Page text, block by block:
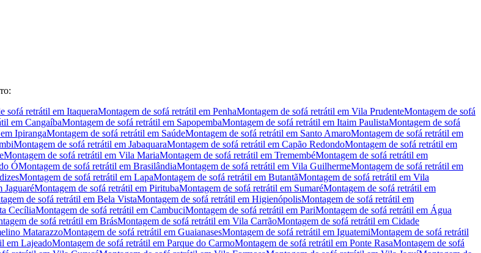
sofá retrátil em ItaqueraMontagem de sofá retrátil em PenhaMontagem de sofá retrátil em Vila PrudenteMontagem de sofá
em CangaíbaMontagem de sofá retrátil em SapopembaMontagem de sofá retrátil em Itaim PaulistaMontagem de sofá
em IpirangaMontagem de sofá retrátil em SaúdeMontagem de sofá retrátil em Santo AmaroMontagem de sofá retrátil em
Montagem de sofá retrátil em JabaquaraMontagem de sofá retrátil em Capão RedondoMontagem de sofá retrátil em
Montagem de sofá retrátil em Vila MariaMontagem de sofá retrátil em TremembéMontagem de sofá retrátil em
ÓMontagem de sofá retrátil em BrasilândiaMontagem de sofá retrátil em Vila GuilhermeMontagem de sofá retrátil em
Montagem de sofá retrátil em LapaMontagem de sofá retrátil em ButantãMontagem de sofá retrátil em Vila
JaguaréMontagem de sofá retrátil em PiritubaMontagem de sofá retrátil em SumaréMontagem de sofá retrátil em
de sofá retrátil em Bela VistaMontagem de sofá retrátil em HigienópolisMontagem de sofá retrátil em
CecíliaMontagem de sofá retrátil em CambuciMontagem de sofá retrátil em PariMontagem de sofá retrátil em Água
de sofá retrátil em BrásMontagem de sofá retrátil em Vila CarrãoMontagem de sofá retrátil em Cidade
MatarazzoMontagem de sofá retrátil em GuaianasesMontagem de sofá retrátil em IguatemiMontagem de sofá retrátil
em LajeadoMontagem de sofá retrátil em Parque do CarmoMontagem de sofá retrátil em Ponte RasaMontagem de sofá